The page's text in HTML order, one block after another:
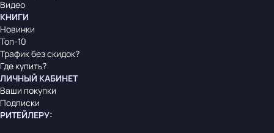
Видео
КНИГИ
Новинки
Топ-10
Трафик без скидок?
Где купить?
ЛИЧНЫЙ КАБИНЕТ
Ваши покупки
Подписки
РИТЕЙЛЕРУ: